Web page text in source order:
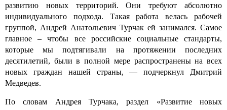
развитию новых территорий. Они требуют абсолютно
индивидуального подхода. Такая работа велась рабочей
группой, Андрей Анатольевич Турчак ей занимался. Самое
главное – чтобы все российские социальные стандарты,
которые мы подтягивали на протяжении последних
десятилетий, были в полной мере распространены на всех
новых граждан нашей страны, — подчеркнул Дмитрий
Медведев.
По словам Андрея Турчака, раздел «Развитие новых